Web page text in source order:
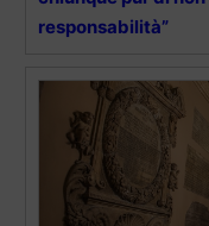
responsabilità”